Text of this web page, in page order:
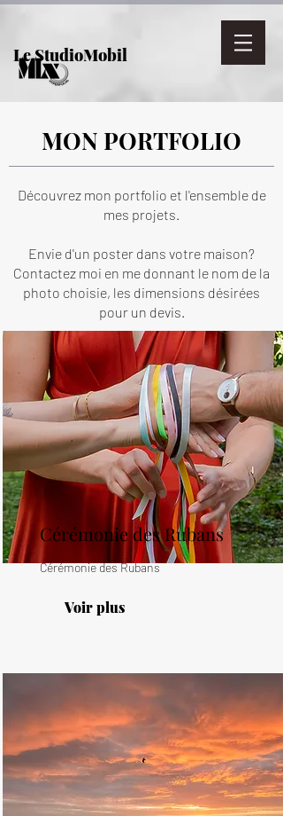
Le StudioMobil
MON PORTFOLIO
Découvrez mon portfolio et l'ensemble de
mes projets.
Envie d'un poster dans votre maison?
Contactez moi en me donnant le nom de la
photo choisie, les dimensions désirées
pour un devis.
Cérémonie des Rubans
Cérémonie des Rubans
Voir plus